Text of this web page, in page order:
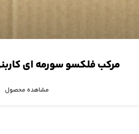
مرکب فلکسو سورمه ای کاربنی ۵۵۱۵۹
مشاهده محصول